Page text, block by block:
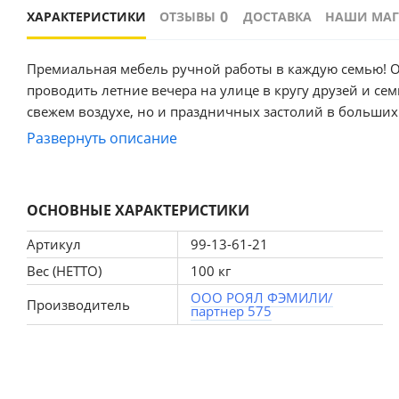
ХАРАКТЕРИСТИКИ ОТЗЫВЫ 0 ДОСТАВКА НАШИ
Премиальная мебель ручной работы в каждую семью!
проводить летние вечера на улице в кругу друзей и
свежем воздухе, но и праздничных застолий в
алюминиевый каркас, способный выдерживать
лучей. Благодаря качественным и долговечным
на долгие годы! В комплект входят: — 6
обеденный стол со столешницей из закаленного
которая не подвержена изменению от погодных
преимущества комплекта. Этот набор садовой мебели
или веранде, в летней беседке или под открытым
Развернуть описание
ОСНОВНЫЕ ХАРАКТЕРИСТИКИ
Артикул
99-13-61-21
Вес (НЕТТО)
100 кг
Производитель
ООО РОЯЛ ФЭМИЛИ/
партнер 575